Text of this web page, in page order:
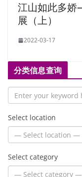
江山如此多
展（上）
2022-03-17
分类信息查询
Select location
Select category